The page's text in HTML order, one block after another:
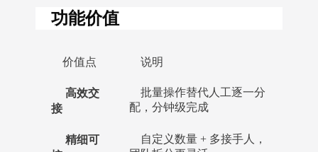
功能价值
价值点 说明
高效交
接
批量操作替代人工逐一分
配，分钟级完成
精细可
自定义数量 + 多接手人，